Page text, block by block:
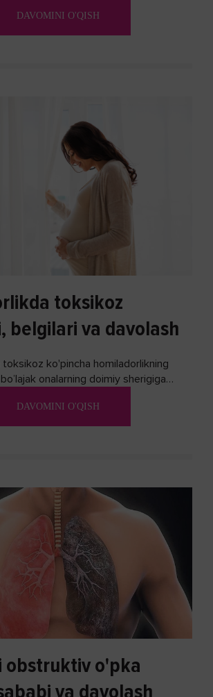
DAVOMINI O'QISH
toksikoz
belgilari va davolash
ko'pincha homiladorlikning
onalarning doimiy sherigiga
DAVOMINI O'QISH
obstruktiv o'pka
va davolash